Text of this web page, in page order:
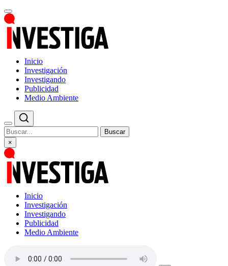
Inicio
Investigación
Investigando
Publicidad
Medio Ambiente
Buscar
×
Inicio
Investigación
Investigando
Publicidad
Medio Ambiente